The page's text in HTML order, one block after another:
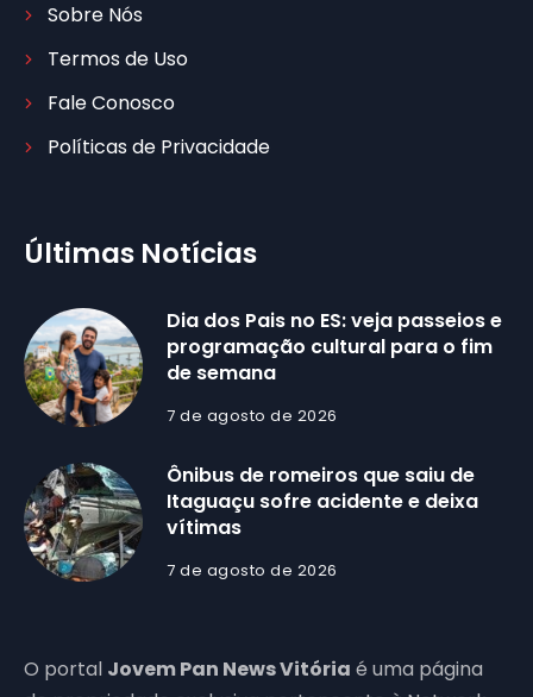
Sobre Nós
Termos de Uso
Fale Conosco
Políticas de Privacidade
Últimas Notícias
Dia dos Pais no ES: veja passeios e
programação cultural para o fim
de semana
7 de agosto de 2026
Ônibus de romeiros que saiu de
Itaguaçu sofre acidente e deixa
vítimas
7 de agosto de 2026
O portal Jovem Pan News Vitória é uma página